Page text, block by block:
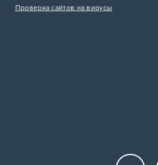
Проверка сайтов на вирусы